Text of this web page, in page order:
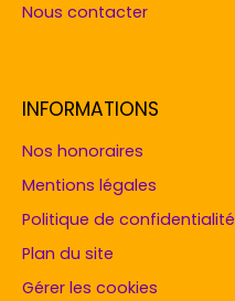
Nous contacter
INFORMATIONS
Nos honoraires
Mentions légales
Politique de confidentialité
Plan du site
Gérer les cookies